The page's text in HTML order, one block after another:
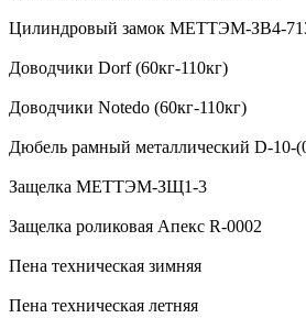
Цилиндровый замок МЕТТЭМ-ЗВ4-
Доводчики Dorf (60кг-110кг)
Доводчики Notedo (60кг-110кг)
Дюбель рамный металлический D-10-
Защелка МЕТТЭМ-ЗЩ1-3
Защелка роликовая Апекс R-0002
Пена техническая зимняя
Пена техническая летняя